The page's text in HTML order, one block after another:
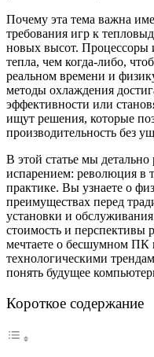
Почему эта тема важна
требования игр к
новых высот. Процессоры
тепла, чем когда-либо,
реальном времени и
методы охлаждения
эффективности или
ищут решения, которые
производительность без
В этой статье мы
испарением: революция в
практике. Вы узнаете о
преимуществах перед
установки и
стоимость и перспективы
мечтаете о бесшумном ПК
технологическими
понять будущее
Короткое содержание